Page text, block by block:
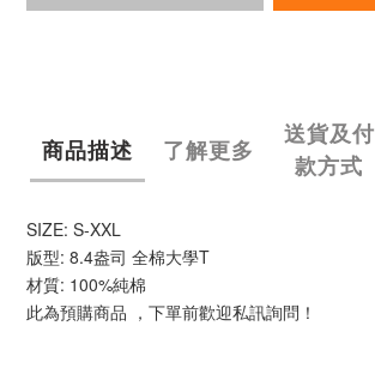
商品描述 了解更多
送貨及付
款方式
SIZE: S-XXL
版型: 8.4盎司 全棉大學T
材質: 100%純棉
此為預購商品 ，下單前歡迎私訊詢問！